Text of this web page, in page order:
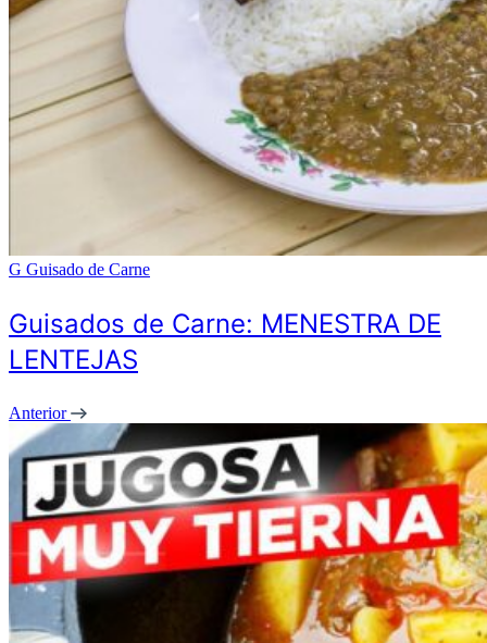
G Guisado de Carne
Guisados de Carne: MENESTRA DE
LENTEJAS
Anterior